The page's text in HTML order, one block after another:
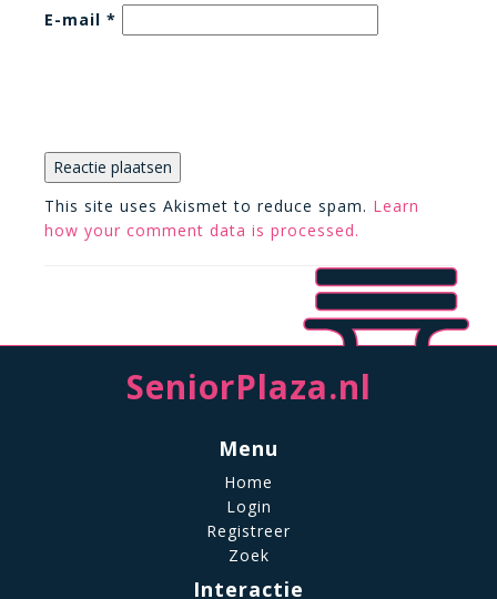
E-mail *
This site uses Akismet to reduce spam. Learn
how your comment data is processed.
SeniorPlaza.nl
Menu
Home
Login
Registreer
Zoek
Interactie